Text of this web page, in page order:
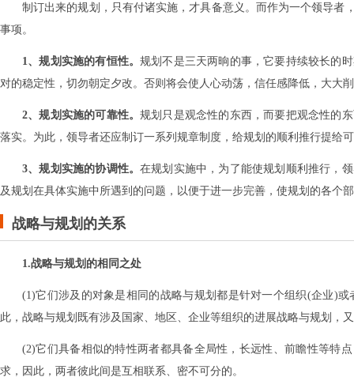
制订出来的规划，只有付诸实施，才具备意义。而作为一个领导
事项。
1、规划实施的有恒性。规划不是三天两晌的事，它要持续较长的
对的稳定性，切勿朝定夕改。否则将会使人心动荡，信任感降低，大大
2、规划实施的可靠性。规划只是观念性的东西，而要把观念性的
落实。为此，领导者还应制订一系列规章制度，给规划的顺利推行提给
3、规划实施的协调性。在规划实施中，为了能使规划顺利推行，
及规划在具体实施中所遇到的问题，以便于进一步完善，使规划的各个
战略与规划的关系
1.战略与规划的相同之处
(1)它们涉及的对象是相同的战略与规划都是针对一个组织(企业)
此，战略与规划既有涉及国家、地区、企业等组织的进展战略与规划，
(2)它们具备相似的特性两者都具备全局性，长远性、前瞻性等特
求，因此，两者彼此间是互相联系、密不可分的。